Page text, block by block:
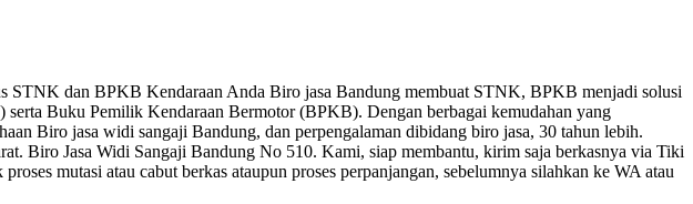
STNK dan BPKB Kendaraan Anda Biro jasa Bandung membuat STNK, BPKB menjadi solusi
Buku Pemilik Kendaraan Bermotor (BPKB). Dengan berbagai kemudahan yang
Biro jasa widi sangaji Bandung, dan perpengalaman dibidang biro jasa, 30 tahun lebih.
Biro Jasa Widi Sangaji Bandung No 510. Kami, siap membantu, kirim saja berkasnya via Tiki
mutasi atau cabut berkas ataupun proses perpanjangan, sebelumnya silahkan ke WA atau